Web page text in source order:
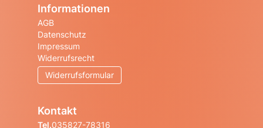
Informationen
AGB
Datenschutz
Impressum
Widerrufsrecht
Widerrufsformular
Kontakt
Tel.035827-78316